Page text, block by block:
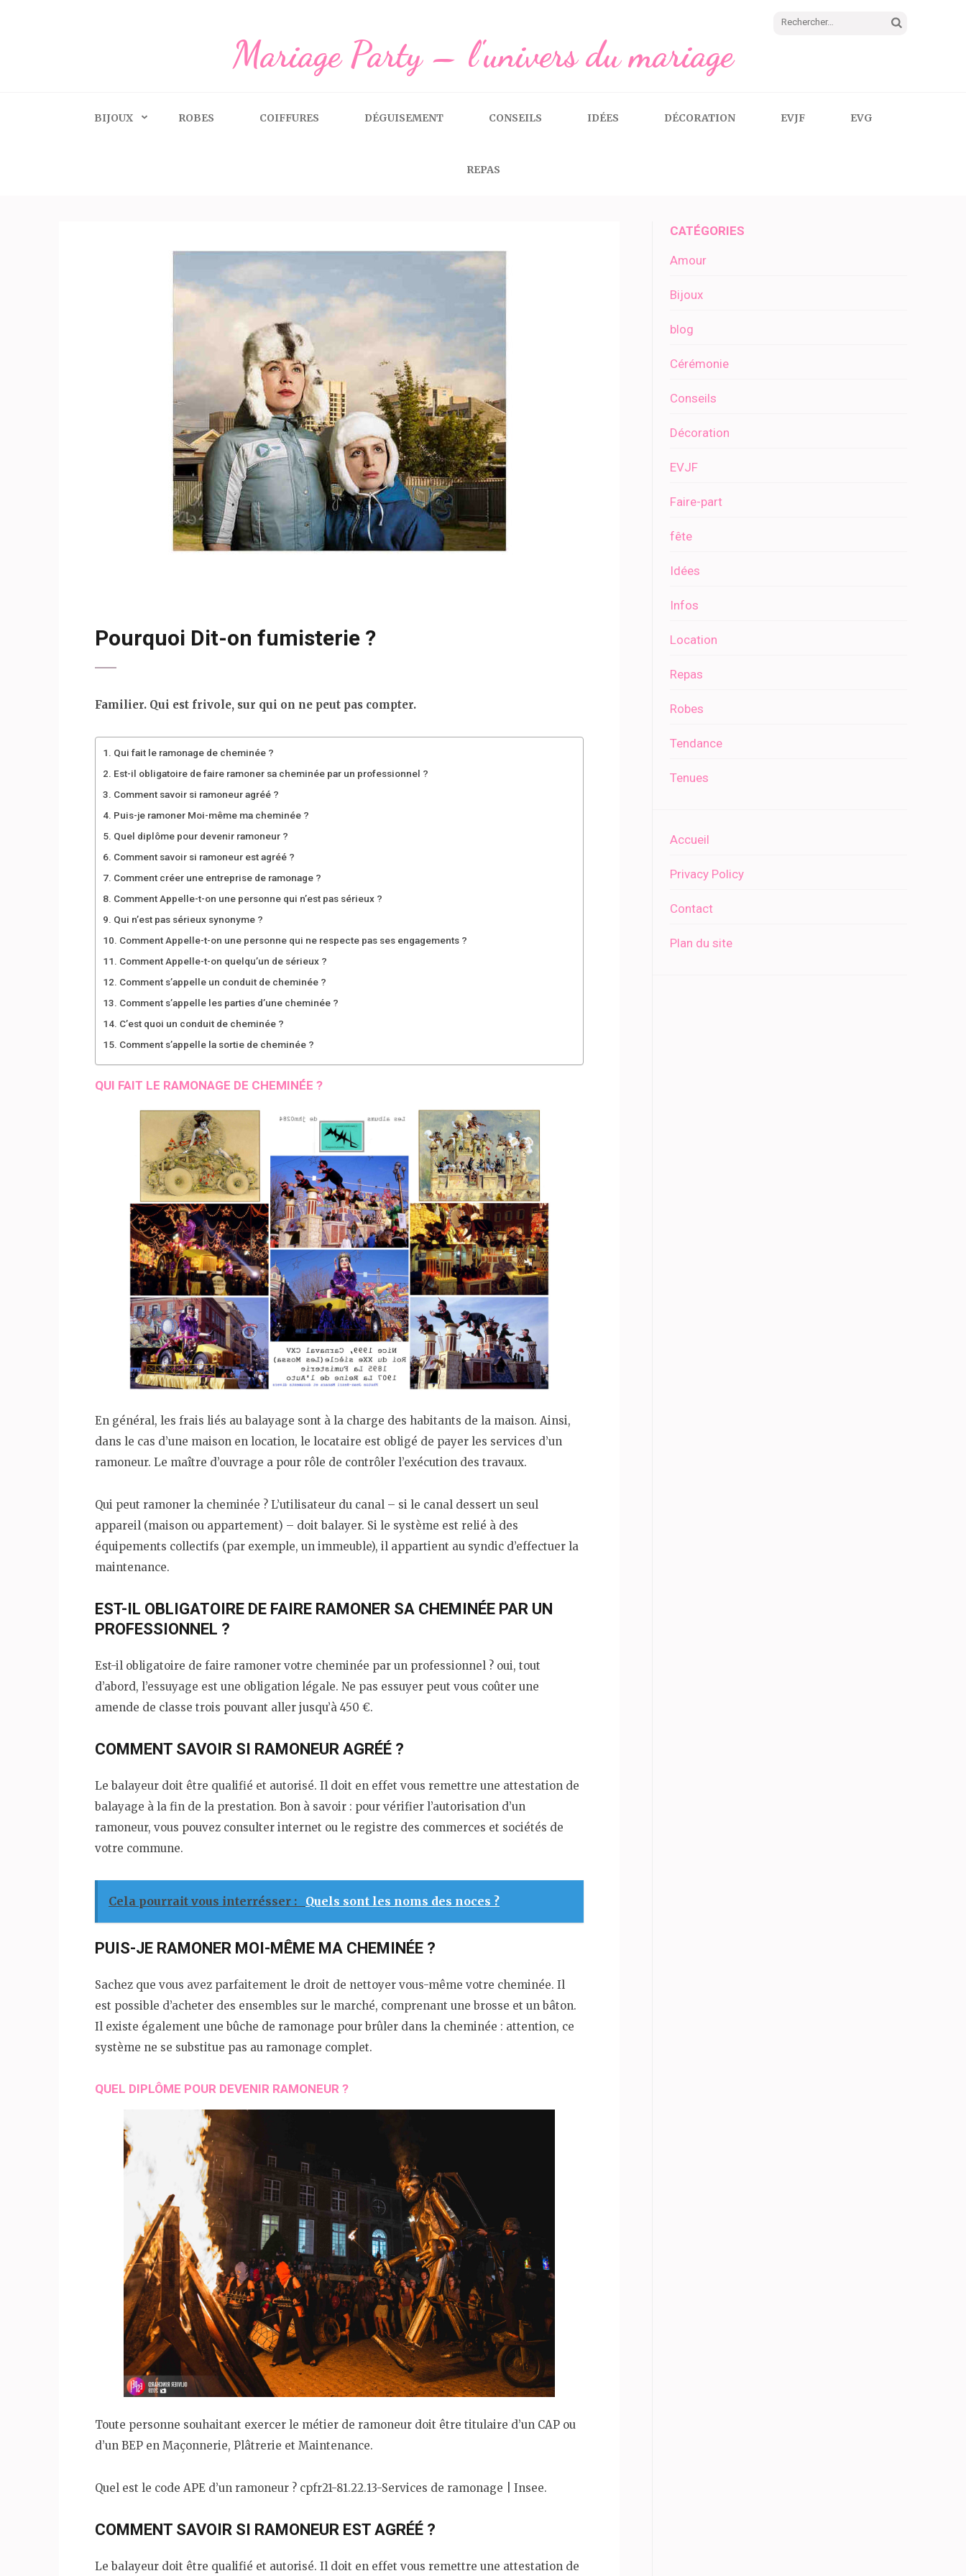
Rechercher :
Mariage Party – l'univers du mariage
BIJOUX ROBES COIFFURES DÉGUISEMENT CONSEILS IDÉES DÉCORATION EVJF EVG
REPAS
Pourquoi Dit-on fumisterie ?
Familier. Qui est frivole, sur qui on ne peut pas compter.
Qui fait le ramonage de cheminée ?
Est-il obligatoire de faire ramoner sa cheminée par un professionnel ?
Comment savoir si ramoneur agréé ?
Puis-je ramoner Moi-même ma cheminée ?
Quel diplôme pour devenir ramoneur ?
Comment savoir si ramoneur est agréé ?
Comment créer une entreprise de ramonage ?
Comment Appelle-t-on une personne qui n’est pas sérieux ?
Qui n’est pas sérieux synonyme ?
Comment Appelle-t-on une personne qui ne respecte pas ses engagements ?
Comment Appelle-t-on quelqu’un de sérieux ?
Comment s’appelle un conduit de cheminée ?
Comment s’appelle les parties d’une cheminée ?
C’est quoi un conduit de cheminée ?
Comment s’appelle la sortie de cheminée ?
QUI FAIT LE RAMONAGE DE CHEMINÉE ?
En général, les frais liés au balayage sont à la charge des habitants de la maison. Ainsi,
dans le cas d’une maison en location, le locataire est obligé de payer les services d’un
ramoneur. Le maître d’ouvrage a pour rôle de contrôler l’exécution des travaux.
Qui peut ramoner la cheminée ? L’utilisateur du canal – si le canal dessert un seul
appareil (maison ou appartement) – doit balayer. Si le système est relié à des
équipements collectifs (par exemple, un immeuble), il appartient au syndic d’effectuer la
maintenance.
EST-IL OBLIGATOIRE DE FAIRE RAMONER SA CHEMINÉE PAR UN
PROFESSIONNEL ?
Est-il obligatoire de faire ramoner votre cheminée par un professionnel ? oui, tout
d’abord, l’essuyage est une obligation légale. Ne pas essuyer peut vous coûter une
amende de classe trois pouvant aller jusqu’à 450 €.
COMMENT SAVOIR SI RAMONEUR AGRÉÉ ?
Le balayeur doit être qualifié et autorisé. Il doit en effet vous remettre une attestation de
balayage à la fin de la prestation. Bon à savoir : pour vérifier l’autorisation d’un
ramoneur, vous pouvez consulter internet ou le registre des commerces et sociétés de
votre commune.
Cela pourrait vous interrésser : Quels sont les noms des noces ?
PUIS-JE RAMONER MOI-MÊME MA CHEMINÉE ?
Sachez que vous avez parfaitement le droit de nettoyer vous-même votre cheminée. Il
est possible d’acheter des ensembles sur le marché, comprenant une brosse et un bâton.
Il existe également une bûche de ramonage pour brûler dans la cheminée : attention, ce
système ne se substitue pas au ramonage complet.
QUEL DIPLÔME POUR DEVENIR RAMONEUR ?
Toute personne souhaitant exercer le métier de ramoneur doit être titulaire d’un CAP ou
d’un BEP en Maçonnerie, Plâtrerie et Maintenance.
Quel est le code APE d’un ramoneur ? cpfr21-81.22.13-Services de ramonage | Insee.
COMMENT SAVOIR SI RAMONEUR EST AGRÉÉ ?
Le balayeur doit être qualifié et autorisé. Il doit en effet vous remettre une attestation de
CATÉGORIES
Amour
Bijoux
blog
Cérémonie
Conseils
Décoration
EVJF
Faire-part
fête
Idées
Infos
Location
Repas
Robes
Tendance
Tenues
Accueil
Privacy Policy
Contact
Plan du site